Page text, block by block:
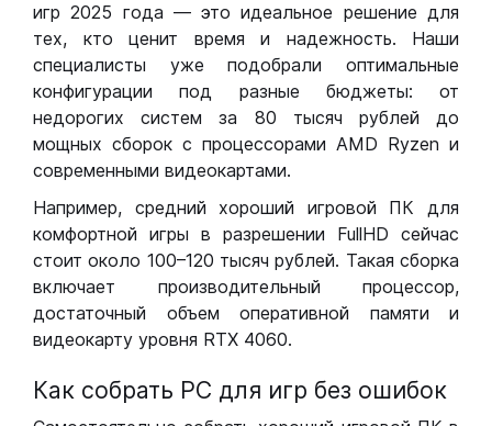
игр 2025 года — это идеальное решение для
тех, кто ценит время и надежность. Наши
специалисты уже подобрали оптимальные
конфигурации под разные бюджеты: от
недорогих систем за 80 тысяч рублей до
мощных сборок с процессорами AMD Ryzen и
современными видеокартами.
Например, средний хороший игровой ПК для
комфортной игры в разрешении FullHD сейчас
стоит около 100–120 тысяч рублей. Такая сборка
включает производительный процессор,
достаточный объем оперативной памяти и
видеокарту уровня RTX 4060.
Как собрать РС для игр без ошибок